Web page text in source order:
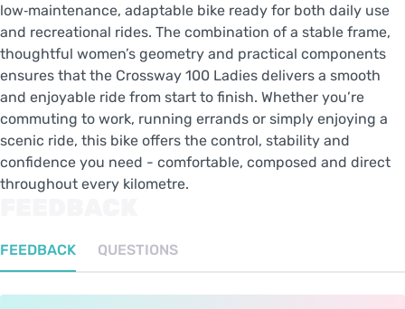
low‑maintenance, adaptable bike ready for both daily use
and recreational rides. The combination of a stable frame,
thoughtful women’s geometry and practical components
ensures that the Crossway 100 Ladies delivers a smooth
and enjoyable ride from start to finish. Whether you’re
commuting to work, running errands or simply enjoying a
scenic ride, this bike offers the control, stability and
confidence you need - comfortable, composed and direct
throughout every kilometre.
FEEDBACK QUESTIONS